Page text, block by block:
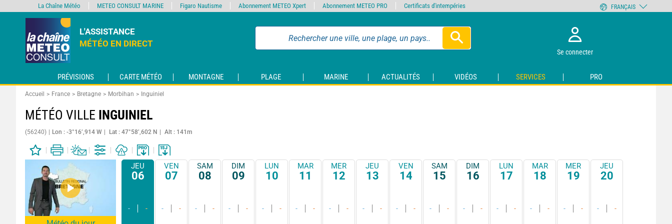
L'ASSISTANCE
MÉTÉO EN DIRECT
Se connecter
PRÉVISIONS CARTE MÉTÉO MONTAGNE PLAGE MARINE ACTUALITÉS VIDÉOS SERVICES PRO
Accueil France Bretagne Morbihan Inguiniel
MÉTÉO VILLE INGUINIEL
(56240) Lon : -3°16’,914 W Lat : 47°58’,602 N Alt : 141m
JEU
06
- -
VEN
07
- -
SAM
08
- -
DIM
09
- -
LUN
10
- -
MAR
11
- -
MER
12
- -
JEU
13
- -
VEN
14
- -
SAM
15
- -
DIM
16
- -
LUN
17
- -
MAR
18
- -
MER
19
- -
JEU
20
- -
La Chaîne Météo METEO CONSULT MARINE Figaro Nautisme Abonnement METEO Xpert Abonnement METEO PRO Certificats d'intempéries FRANÇAIS